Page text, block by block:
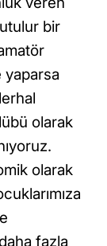
bir
yaparsa
olarak
olarak
fazla